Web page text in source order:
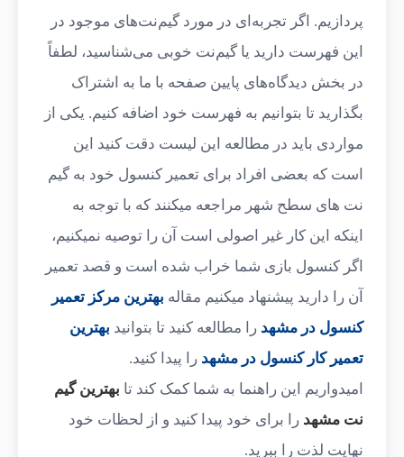
پردازیم. اگر تجربه‌ای در مورد گیم‌نت‌های موجود در
این فهرست دارید یا گیم‌نت خوبی می‌شناسید، لطفاً
در بخش دیدگاه‌های پایین صفحه با ما به اشتراک
بگذارید تا بتوانیم به فهرست خود اضافه کنیم. یکی از
مواردی باید در مطالعه این لیست دقت کنید این
است که بعضی افراد برای تعمیر کنسول خود به گیم
نت های سطح شهر مراجعه میکنند که با توجه به
اینکه این کار غیر اصولی است آن را توصیه نمیکنیم،
اگر کنسول بازی شما خراب شده است و قصد تعمیر
آن را دارید پیشنهاد میکنیم مقاله بهترین مرکز تعمیر
کنسول در مشهد را مطالعه کنید تا بتوانید بهترین
تعمیر کار کنسول در مشهد را پیدا کنید.
امیدواریم این راهنما به شما کمک کند تا بهترین گیم
نت مشهد را برای خود پیدا کنید و از لحظات خود
نهایت لذت را ببرید.